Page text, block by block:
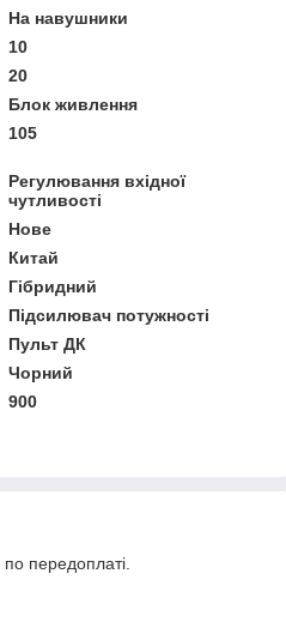
На навушники
10
20
Блок живлення
105
Регулювання вхідної
чутливості
Нове
Китай
Гібридний
Підсилювач потужності
Пульт ДК
Чорний
900
по передоплаті.